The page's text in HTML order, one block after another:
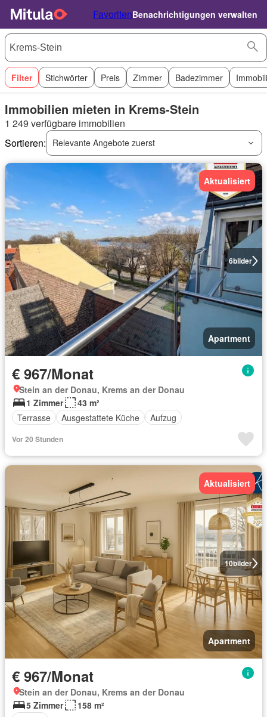
FavoritenBenachrichtigungen verwalten
Filter Stichwörter Preis Zimmer Badezimmer
Immobilien mieten in Krems-Stein
1 249 verfügbare immobilien
Sortieren:
Relevante Angebote zuerst
6bilder
Aktualisiert
Apartment
€ 967/Monat
Stein an der Donau, Krems an der Donau
1 Zimmer
43 m²
Terrasse
Ausgestattete Küche Aufzug
Vor 20 Stunden
10bilder
Aktualisiert
Apartment
€ 967/Monat
Stein an der Donau, Krems an der Donau
5 Zimmer
158 m²